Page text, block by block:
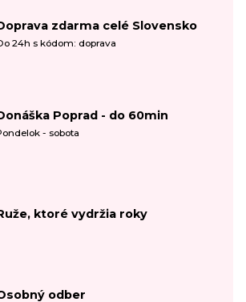
zdarma celé Slovensko
24h s kódom: doprava
Poprad - do 60min
- sobota
ktoré vydržia roky
odber